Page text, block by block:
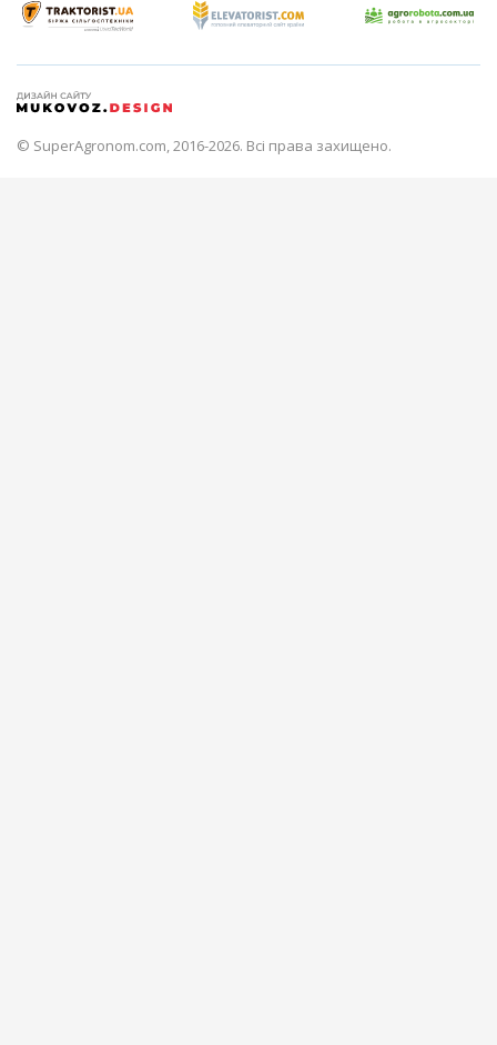
© SuperAgronom.com, 2016-2026. Всі права захищено.